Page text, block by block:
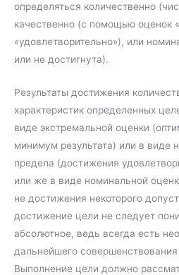
определяться количественно
качественно (с помощью оценок
«удовлетворительно»), или
или не достигнута).
Результаты достижения
характеристик определенных
виде экстремальной оценки
минимум результата) или в виде
предела (достижения
или же в виде номинальной
не достижения некоторого
достижение цели не следует
абсолютное, ведь всегда есть
дальнейшего совершенствования
Выполнение цели должно